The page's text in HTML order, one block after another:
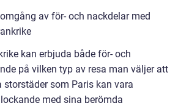
av för- och nackdelar med
kan erbjuda både för- och
på vilken typ av resa man väljer att
storstäder som Paris kan vara
med sina berömda